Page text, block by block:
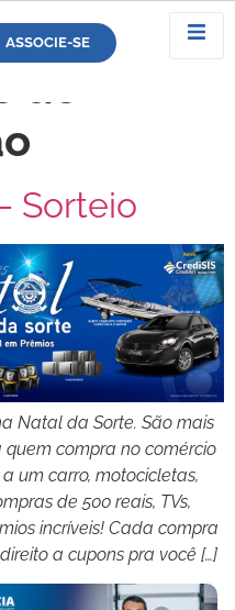
ASSOCIE-SE
Sorteio
Natal da Sorte. São mais
quem compra no comércio
um carro, motocicletas,
de 500 reais, TVs,
incríveis! Cada compra
a cupons pra você […]